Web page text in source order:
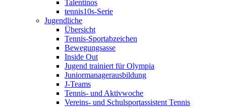
Talentinos
tennis10s-Serie
Jugendliche
Übersicht
Tennis-Sportabzeichen
Bewegungsasse
Inside Out
Jugend trainiert für Olympia
Juniormanagerausbildung
J-Teams
Tennis- und Aktivwoche
Vereins- und Schulsportassistent Tennis